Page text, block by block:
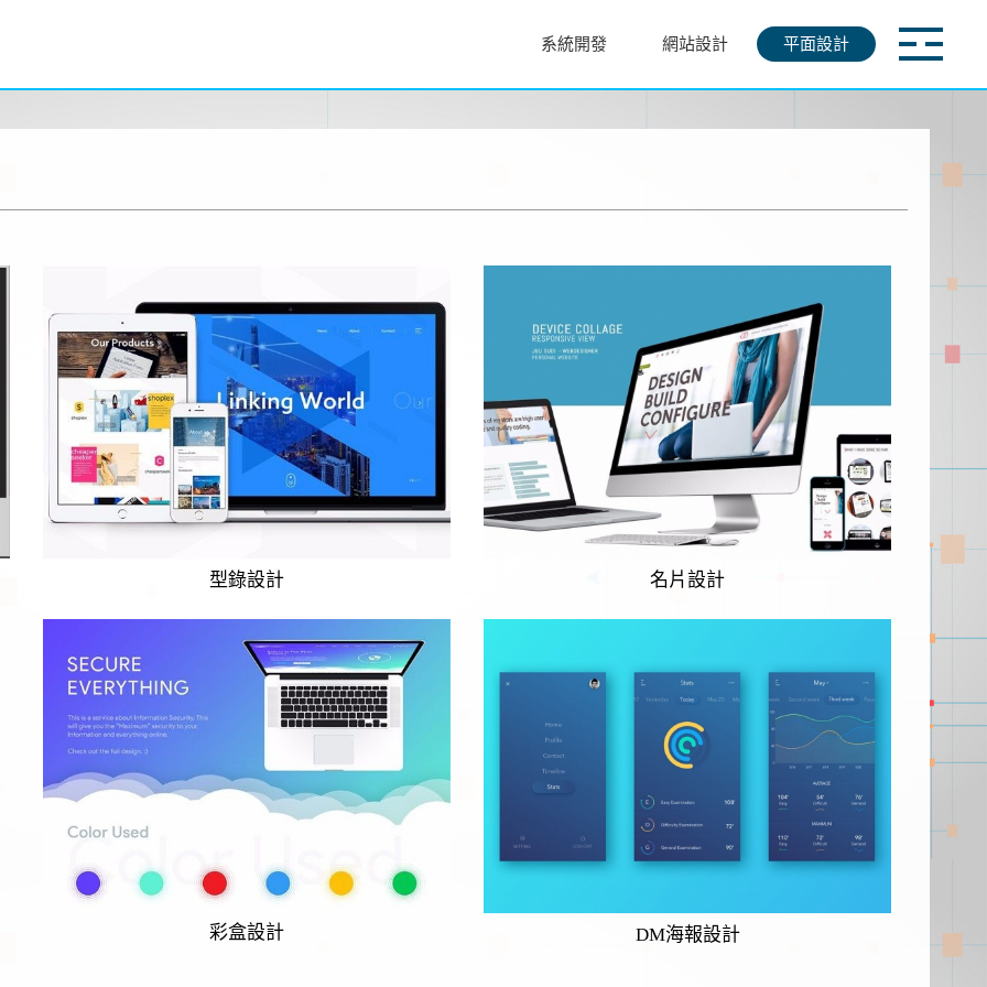
系統開發 網站設計 平面設計
型錄設計 名片設計
彩盒設計 DM海報設計